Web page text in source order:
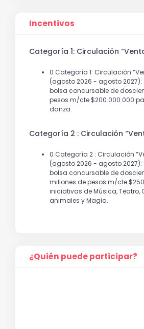
Incentivos
Categoría 1: Circulación
0 Categoría 1: Circulación
(agosto 2026 - agosto 2027):
bolsa concursable de
pesos m/cte $200.000.000
danza.
Categoría 2 : Circulación
0 Categoría 2 : Circulación
(agosto 2026 - agosto 2027):
bolsa concursable de
millones de pesos m/cte
iniciativas de Música, Teatro,
animales y Magia.
¿Quién puede participar?